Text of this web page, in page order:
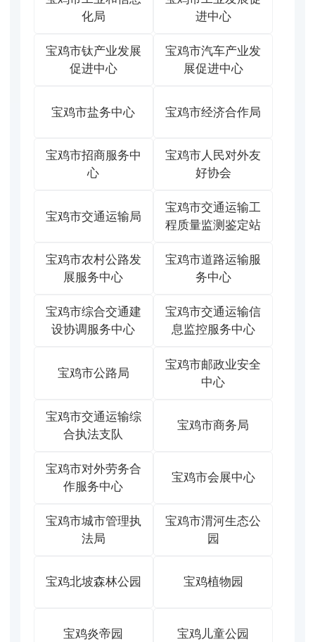
化局
进中心
宝鸡市钛产业发展
促进中心
宝鸡市汽车产业发
展促进中心
宝鸡市盐务中心 宝鸡市经济合作局
宝鸡市招商服务中
心
宝鸡市人民对外友
好协会
宝鸡市交通运输局
宝鸡市交通运输工
程质量监测鉴定站
宝鸡市农村公路发
展服务中心
宝鸡市道路运输服
务中心
宝鸡市综合交通建
设协调服务中心
宝鸡市交通运输信
息监控服务中心
宝鸡市公路局
宝鸡市邮政业安全
中心
宝鸡市交通运输综
合执法支队
宝鸡市商务局
宝鸡市对外劳务合
作服务中心
宝鸡市会展中心
宝鸡市城市管理执
法局
宝鸡市渭河生态公
园
宝鸡北坡森林公园 宝鸡植物园
宝鸡炎帝园 宝鸡儿童公园